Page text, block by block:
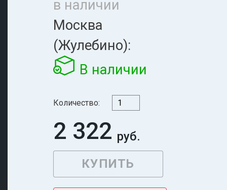
в наличии
Москва
(Жулебино):
В наличии
Количество:
2 322